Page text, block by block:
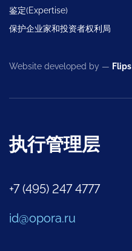
鉴定(Expertise)
保护企业家和投资者权利局
Website developed by — Flips
执行管理层
+7 (495) 247 4777
id@opora.ru